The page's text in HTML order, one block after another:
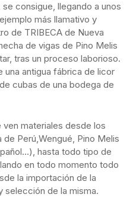
consigue, llegando a unos
más llamativo y
de TRIBECA de Nueva
de vigas de Pino Melis
tras un proceso laborioso.
una antigua fábrica de licor
cubas de una bodega de
ven materiales desde los
Perú,Wengué, Pino Melis
hasta todo tipo de
en todo momento todo
la importación de la
selección de la misma.